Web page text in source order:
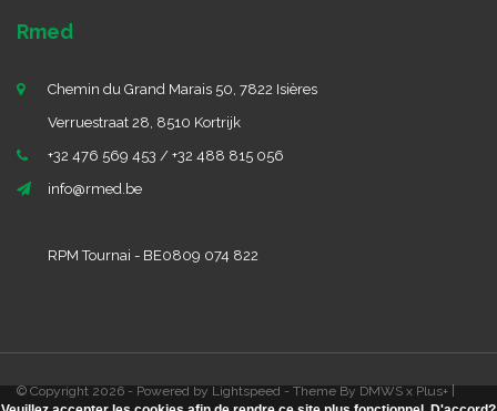
Rmed
Chemin du Grand Marais 50, 7822 Isières
Verruestraat 28, 8510 Kortrijk
+32 476 569 453 / +32 488 815 056
info@rmed.be
RPM Tournai - BE0809 074 822
© Copyright 2026 - Powered by Lightspeed - Theme By DMWS x Plus+